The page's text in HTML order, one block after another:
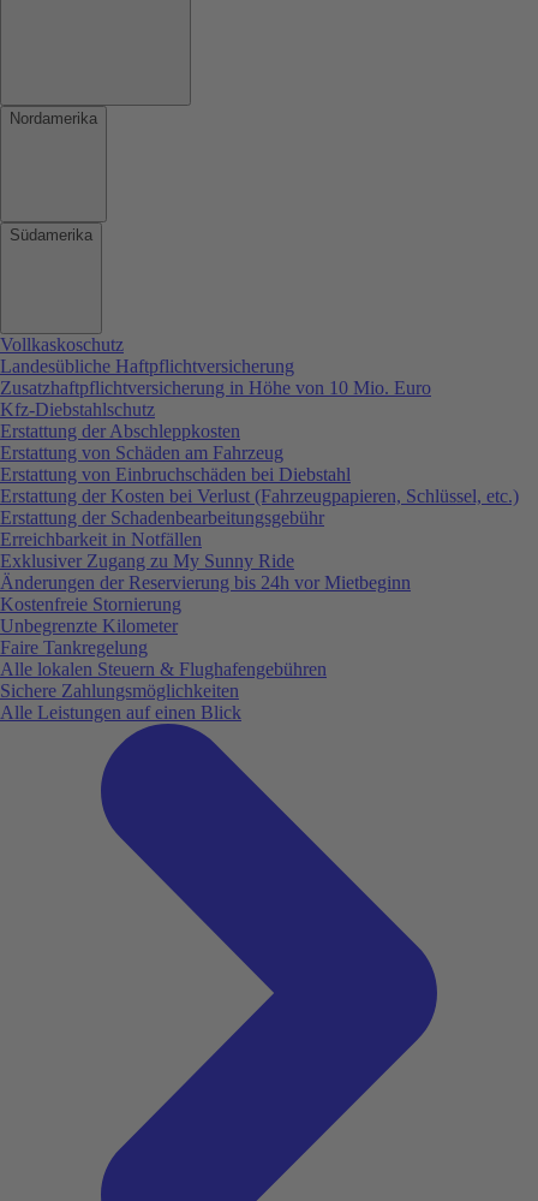
Nordamerika
Südamerika
Vollkaskoschutz
Landesübliche Haftpflichtversicherung
Zusatzhaftpflichtversicherung in Höhe von 10 Mio. Euro
Kfz-Diebstahlschutz
Erstattung der Abschleppkosten
Erstattung von Schäden am Fahrzeug
Erstattung von Einbruchschäden bei Diebstahl
Erstattung der Kosten bei Verlust (Fahrzeugpapieren, Schlüssel, etc.)
Erstattung der Schadenbearbeitungsgebühr
Erreichbarkeit in Notfällen
Exklusiver Zugang zu My Sunny Ride
Änderungen der Reservierung bis 24h vor Mietbeginn
Kostenfreie Stornierung
Unbegrenzte Kilometer
Faire Tankregelung
Alle lokalen Steuern & Flughafengebühren
Sichere Zahlungsmöglichkeiten
Alle Leistungen auf einen Blick